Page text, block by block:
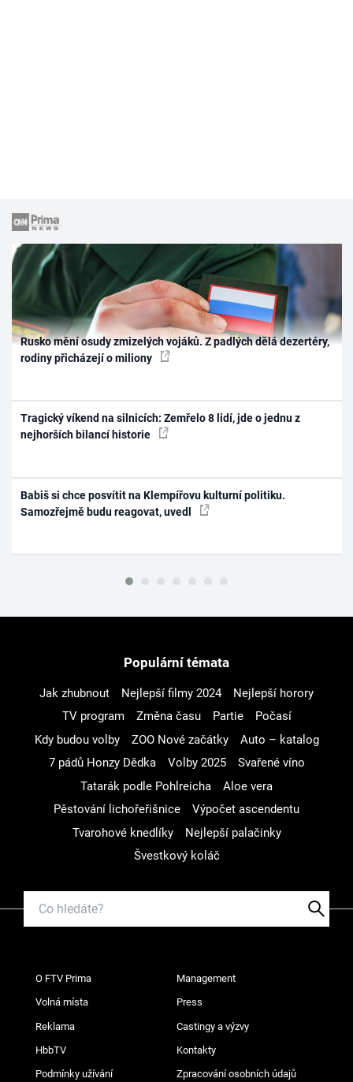
Rusko mění osudy zmizelých vojáků. Z padlých dělá dezertéry,
rodiny přicházejí o miliony
Tragický víkend na silnicích: Zemřelo 8 lidí, jde o jednu z
nejhorších bilancí historie
Babiš si chce posvítit na Klempířovu kulturní politiku.
Samozřejmě budu reagovat, uvedl
Populární témata
Jak zhubnout Nejlepší filmy 2024
Nejlepší horory
TV program
Změna času Partie
Počasí
Kdy budou volby
ZOO Nové začátky
Auto – katalog
7 pádů Honzy Dědka
Volby 2025
Svařené víno
Tatarák podle Pohlreicha
Aloe vera
Pěstování lichořeřišnice
Výpočet ascendentu
Tvarohové knedlíky
Nejlepší palačinky
Švestkový koláč
O FTV Prima Management
Volná místa Press
Reklama Castingy a výzvy
HbbTV Kontakty
Podmínky užívání Zpracování osobních údajů